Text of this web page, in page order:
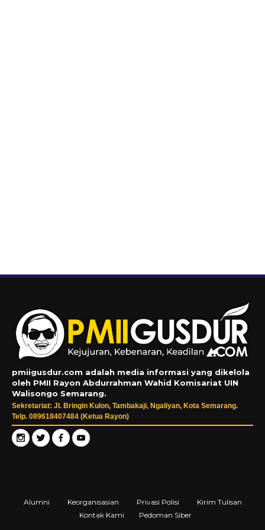
pmiigusdur.com adalah media informasi yang dikelola
oleh PMII Rayon Abdurrahman Wahid Komisariat UIN
Walisongo Semarang.
Sekretariat: Jl. Bringin Kulon, Tambakaji, Ngaliyan, Kota Semarang.
Telp. 089618407484 (Ketua Rayon)
Alumni Keorganisasian Privasi Polisi
Kirim Tulisan
Kontak Kami
Pedoman Siber